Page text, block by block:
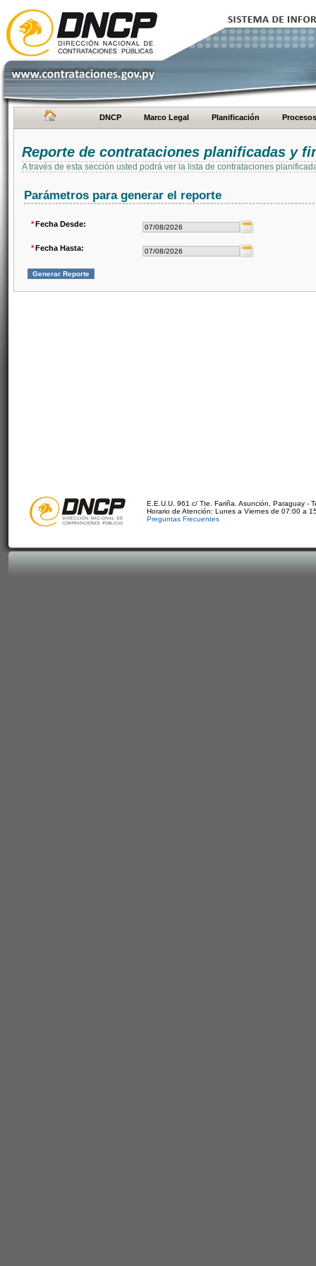
DNCP Marco Legal Planificación Procesos
Reporte de contrataciones planificadas y
A través de esta sección usted podrá ver la lista de contrataciones
Parámetros para generar el reporte
*Fecha Desde:
*Fecha Hasta:
E.E.U.U. 961 c/ Tte. Fariña. Asunción, Paraguay -
Horario de Atención: Lunes a Viernes de 07:00 a
Preguntas Frecuentes